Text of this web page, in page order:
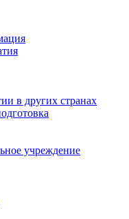
в других странах
учреждение